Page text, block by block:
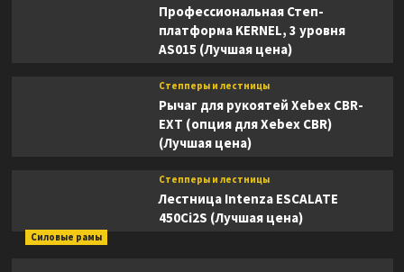
Профессиональная Степ-
платформа KERNEL, 3 уровня
AS015 (Лучшая цена)
Степперы и лестницы
Рычаг для рукоятей Xebex CBR-
EXT (опция для Xebex CBR)
(Лучшая цена)
Степперы и лестницы
Лестница Intenza ESCALATE
450Ci2S (Лучшая цена)
Силовые рамы